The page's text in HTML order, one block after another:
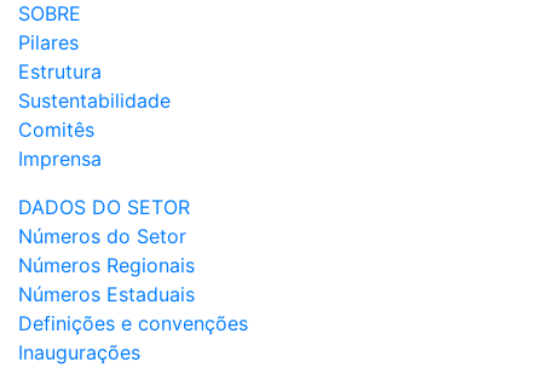
SOBRE
Pilares
Estrutura
Sustentabilidade
Comitês
Imprensa
DADOS DO SETOR
Números do Setor
Números Regionais
Números Estaduais
Definições e convenções
Inaugurações